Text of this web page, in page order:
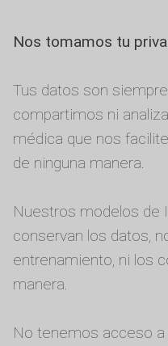
Nos tomamos tu
Tus datos son
compartimos ni
médica que nos
de ninguna manera.
Nuestros modelos de
conservan los datos,
entrenamiento, ni los
manera.
No tenemos acceso